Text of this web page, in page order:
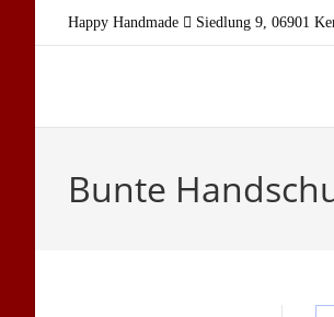
Inhalt
Happy Handmade Siedlung 9, 06901
Bunte